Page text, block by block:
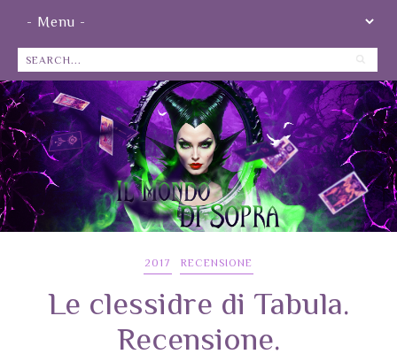
2017 RECENSIONE
Le clessidre di Tabula.
Recensione.